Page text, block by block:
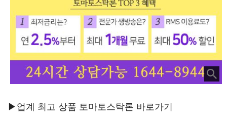
▶업계 최고 상품 토마토스탁론 바로가기